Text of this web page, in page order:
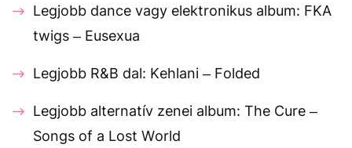
Legjobb dance vagy elektronikus album: FKA
twigs – Eusexua
Legjobb R&B dal: Kehlani – Folded
Legjobb alternatív zenei album: The Cure –
Songs of a Lost World